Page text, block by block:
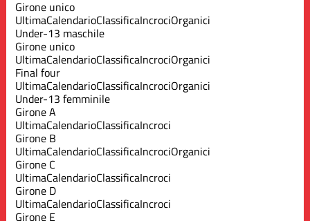
Girone unico
UltimaCalendarioClassificaIncrociOrganici
Under-13 maschile
Girone unico
UltimaCalendarioClassificaIncrociOrganici
Final four
UltimaCalendarioClassificaIncrociOrganici
Under-13 femminile
Girone A
UltimaCalendarioClassificaIncroci
Girone B
UltimaCalendarioClassificaIncrociOrganici
Girone C
UltimaCalendarioClassificaIncroci
Girone D
UltimaCalendarioClassificaIncroci
Girone E